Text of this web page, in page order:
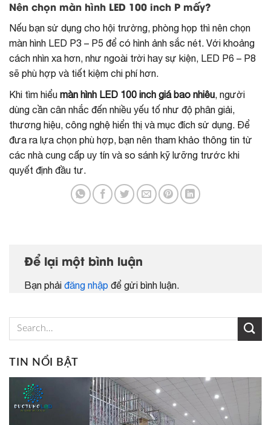
Nên chọn màn hình LED 100 inch P mấy?
Nếu bạn sử dụng cho hội trường, phòng họp thì nên chọn
màn hình LED P3 – P5 để có hình ảnh sắc nét. Với khoảng
cách nhìn xa hơn, như ngoài trời hay sự kiện, LED P6 – P8
sẽ phù hợp và tiết kiệm chi phí hơn.
Khi tìm hiểu màn hình LED 100 inch giá bao nhiêu , người
dùng cần cân nhắc đến nhiều yếu tố như độ phân giải,
thương hiệu, công nghệ hiển thị và mục đích sử dụng. Để
đưa ra lựa chọn phù hợp, bạn nên tham khảo thông tin từ
các nhà cung cấp uy tín và so sánh kỹ lưỡng trước khi
quyết định đầu tư.
Để lại một bình luận
Bạn phải đăng nhập để gửi bình luận.
TIN NỔI BẬT